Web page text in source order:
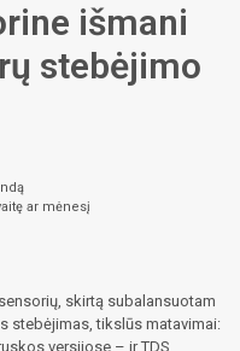
išmani
stebėjimo
ar mėnesį
skirtą subalansuotam
stebėjimas, tikslūs matavimai:
versijose – ir TDS